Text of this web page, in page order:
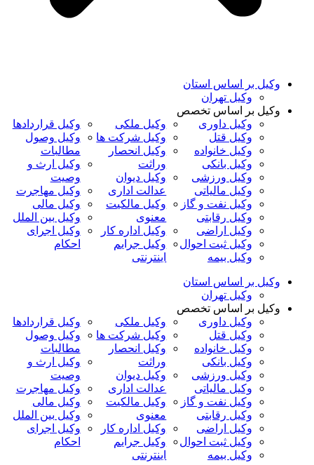
وکیل بر اساس استان
وکیل تهران
وکیل بر اساس تخصص
وکیل داوری
وکیل قتل
وکیل خانواده
وکیل بانکی
وکیل ورزشی
وکیل مالیاتی
وکیل نفت و گاز
وکیل رقابتی
وکیل اراضی
وکیل ثبت احوال
وکیل بیمه
وکیل ملکی
وکیل شرکت ها
وکیل انحصار
وراثت
وکیل دیوان
عدالت اداری
وکیل مالکیت
معنوی
وکیل اداره کار
وکیل جرایم
اینترنتی
وکیل قراردادها
وکیل وصول
مطالبات
وکیل ارث و
وصیت
وکیل مهاجرت
وکیل مالی
وکیل بین الملل
وکیل اجرای
احکام
وکیل بر اساس استان
وکیل تهران
وکیل بر اساس تخصص
وکیل داوری
وکیل قتل
وکیل خانواده
وکیل بانکی
وکیل ورزشی
وکیل مالیاتی
وکیل نفت و گاز
وکیل رقابتی
وکیل اراضی
وکیل ثبت احوال
وکیل بیمه
وکیل ملکی
وکیل شرکت ها
وکیل انحصار
وراثت
وکیل دیوان
عدالت اداری
وکیل مالکیت
معنوی
وکیل اداره کار
وکیل جرایم
اینترنتی
وکیل قراردادها
وکیل وصول
مطالبات
وکیل ارث و
وصیت
وکیل مهاجرت
وکیل مالی
وکیل بین الملل
وکیل اجرای
احکام